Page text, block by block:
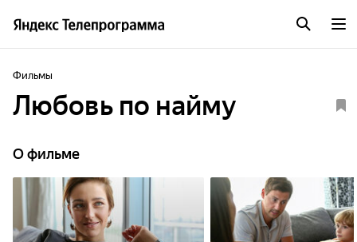
Фильмы
Любовь по найму
О фильме